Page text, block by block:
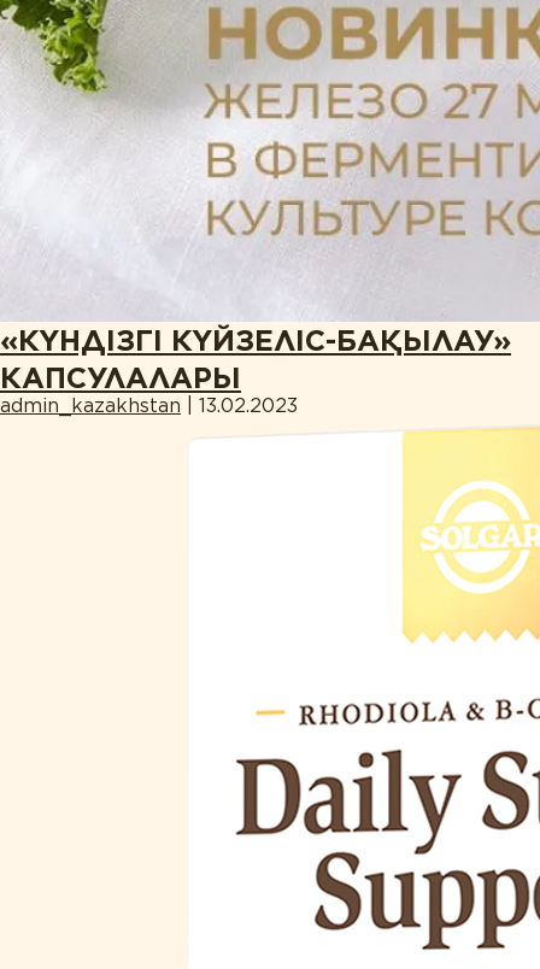
«КҮНДІЗГІ КҮЙЗЕЛІС-БАҚЫЛАУ»
КАПСУЛАЛАРЫ
admin_kazakhstan 13.02.2023